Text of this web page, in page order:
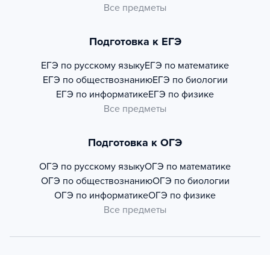
Все предметы
Подготовка к ЕГЭ
ЕГЭ по русскому языкуЕГЭ по математике
ЕГЭ по обществознаниюЕГЭ по биологии
ЕГЭ по информатикеЕГЭ по физике
Все предметы
Подготовка к ОГЭ
ОГЭ по русскому языкуОГЭ по математике
ОГЭ по обществознаниюОГЭ по биологии
ОГЭ по информатикеОГЭ по физике
Все предметы